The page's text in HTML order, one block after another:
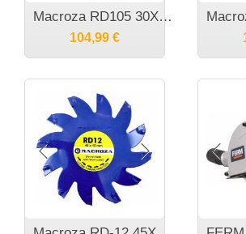
Macroza RD105 30X30 χιλιοστά Ανταλλακτικό μαχαίρι κοπής για την φρέζα τοίχου Μ95
104,99 €